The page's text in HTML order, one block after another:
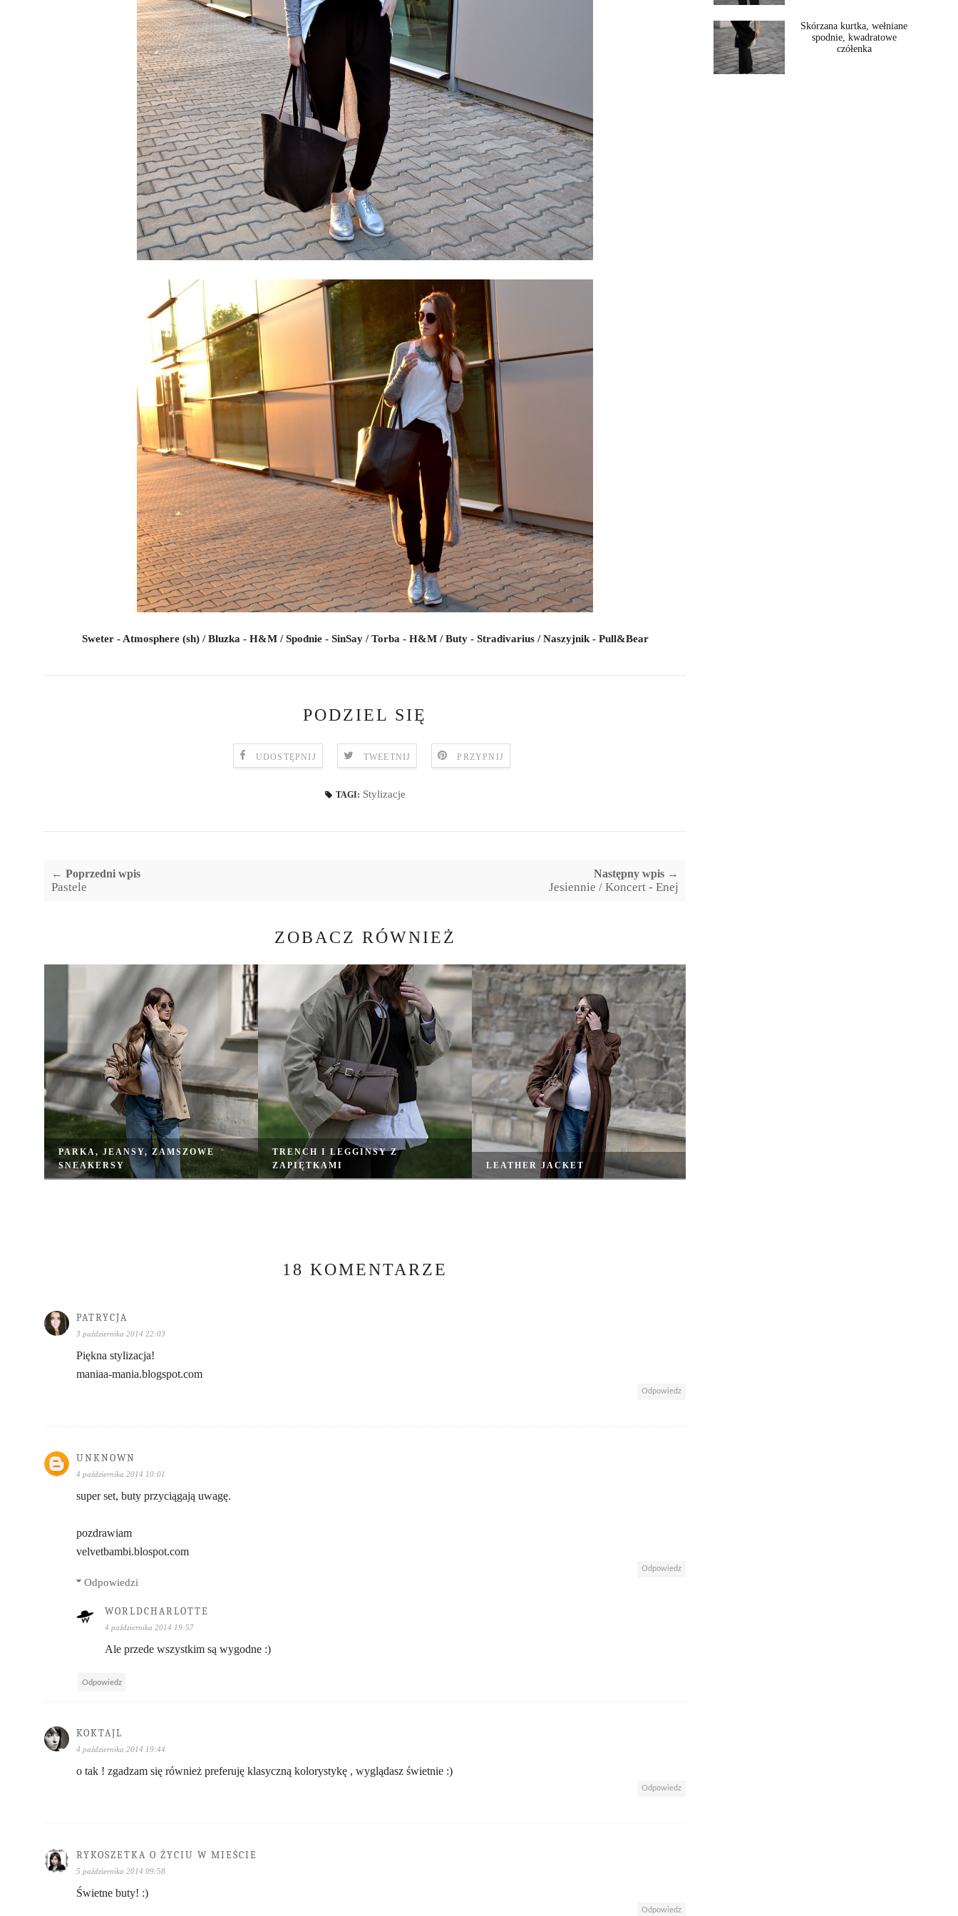
Sweter - Atmosphere (sh) / Bluzka - H&M / Spodnie - SinSay / Torba - H&M / Buty - Stradivarius / Naszyjnik - Pull&Bear
PODZIEL SIĘ
UDOSTĘPNIJ TWEETNIJ PRZYPNIJ
TAGI: Stylizacje
← Poprzedni wpis
Pastele
Następny wpis →
Jesiennie / Koncert - Enej
ZOBACZ RÓWNIEŻ
PARKA, JEANSY, ZAMSZOWE
SNEAKERSY
TRENCH I LEGGINSY Z
ZAPIĘTKAMI
LEATHER JACKET
18 KOMENTARZE
PATRYCJA
3 października 2014 22:03
Piękna stylizacja!
maniaa-mania.blogspot.com
Odpowiedz
UNKNOWN
4 października 2014 10:01
super set, buty przyciągają uwagę.
pozdrawiam
velvetbambi.blospot.com
Odpowiedz
Odpowiedzi
WORLDCHARLOTTE
4 października 2014 19:57
Ale przede wszystkim są wygodne :)
Odpowiedz
KOKTAJL
4 października 2014 19:44
o tak ! zgadzam się również preferuję klasyczną kolorystykę , wyglądasz świetnie :)
Odpowiedz
RYKOSZETKA O ŻYCIU W MIEŚCIE
5 października 2014 09:58
Świetne buty! :)
Odpowiedz
Skórzana kurtka, wełniane
spodnie, kwadratowe
czółenka